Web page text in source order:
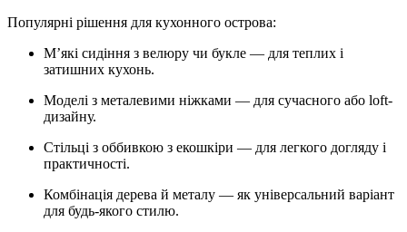
Популярні рішення для кухонного острова:
М’які сидіння з велюру чи букле — для теплих і
затишних кухонь.
Моделі з металевими ніжками — для сучасного або loft-
дизайну.
Стільці з оббивкою з екошкіри — для легкого догляду і
практичності.
Комбінація дерева й металу — як універсальний варіант
для будь-якого стилю.